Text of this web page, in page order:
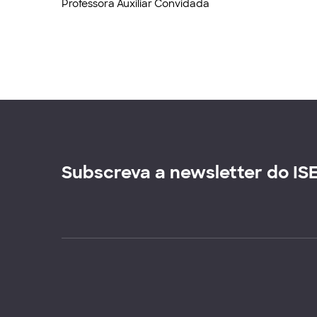
Professora Auxiliar Convidada
Subscreva a newsletter do